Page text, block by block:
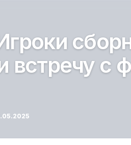
встречу с